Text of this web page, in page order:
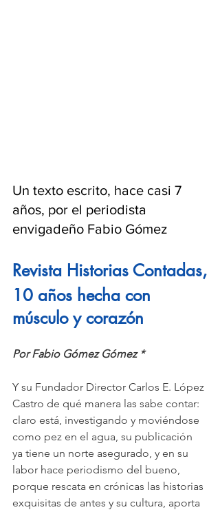
Un texto escrito, hace casi 7
años, por el periodista
envigadeño Fabio Gómez
Revista Historias Contadas,
10 años hecha con
músculo y corazón
Por Fabio Gómez Gómez *
Y su Fundador Director Carlos E. López
Castro de qué manera las sabe contar:
claro está, investigando y moviéndose
como pez en el agua, su publicación
ya tiene un norte asegurado, y en su
labor hace periodismo del bueno,
porque rescata en crónicas las historias
exquisitas de antes y su cultura, aporta